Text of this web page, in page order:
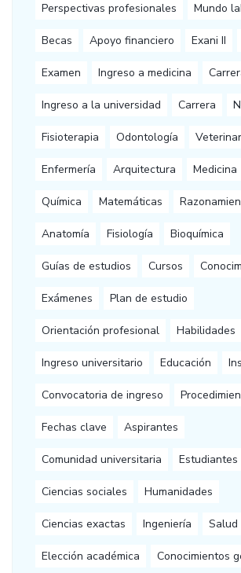
Perspectivas profesionales Mundo
Becas Apoyo financiero Exani II
Examen Ingreso a medicina
Ingreso a la universidad Carrera
Fisioterapia Odontología
Enfermería Arquitectura Medicina
Química Matemáticas
Anatomía Fisiología Bioquímica
Guías de estudios Cursos
Exámenes Plan de estudio
Orientación profesional Habilidades
Ingreso universitario Educación
Convocatoria de ingreso
Fechas clave Aspirantes
Comunidad universitaria Estudiantes
Ciencias sociales Humanidades
Ciencias exactas Ingeniería Salud
Elección académica Conocimientos